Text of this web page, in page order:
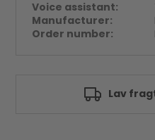
Voice assistant:
Manufacturer:
Order number:
Lav